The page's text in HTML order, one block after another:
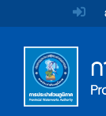
หน้า
แรก
(การ
ไป
ยัง
เนื้อหา
(Skip
to
content)
Menu
ตรา
สัญลักษณ์
และ
ตรา
สัญลักษณ์
และ
Main